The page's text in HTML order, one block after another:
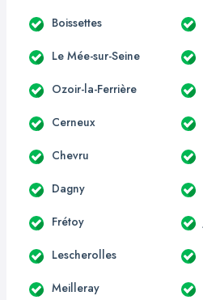
Boissettes
Le Mée-sur-Seine
Ozoir-la-Ferrière
Cerneux
Chevru
Dagny
Frétoy
Lescherolles
Meilleray